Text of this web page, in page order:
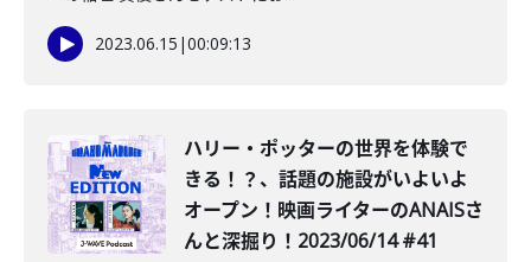
2023.06.15 |00:09:13
ハリー・ポッターの世界を体験で
きる！？、話題の施設がいよいよ
オープン！映画ライターのANAISさ
んと深掘り！2023/06/14 #41